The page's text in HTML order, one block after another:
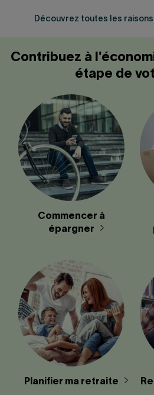
Découvrez toutes les
Contribuez à
étape de
Commencer à
épargner
Planifier ma retraite